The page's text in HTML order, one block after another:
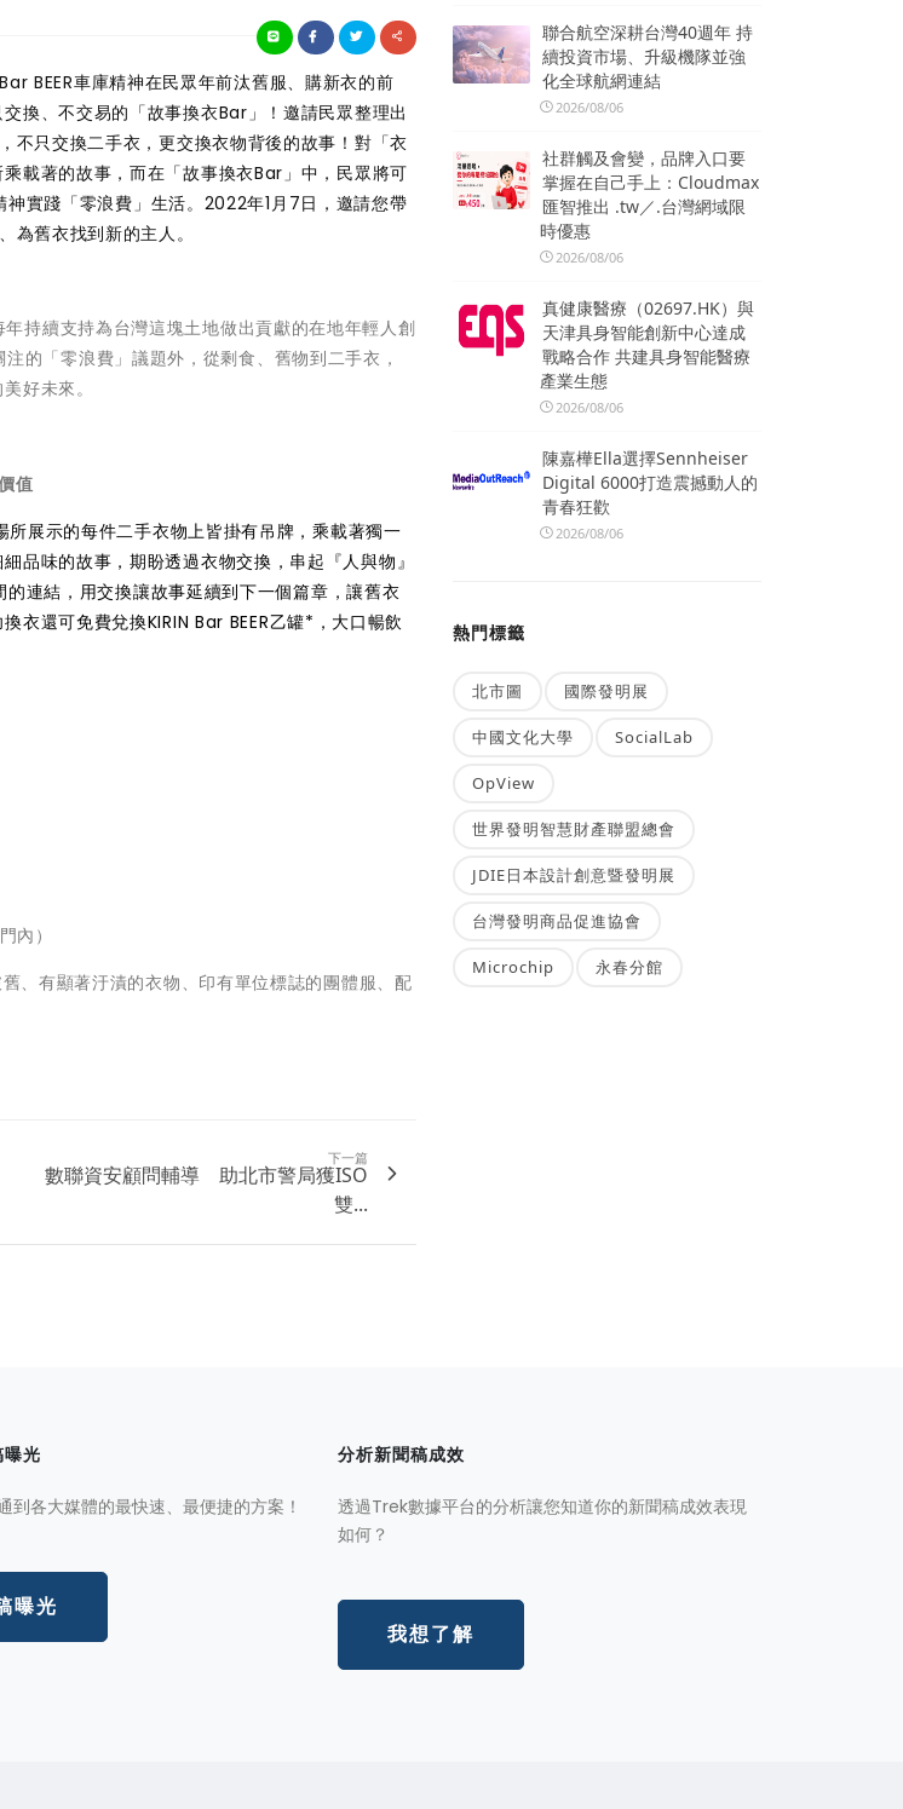
BEER車庫精神在民眾年前汰舊服、購新衣的前
換、不交易的「故事換衣Bar」！邀請民眾整理出
不只交換二手衣，更交換衣物背後的故事！對「衣
載著的故事，而在「故事換衣Bar」中，民眾將可
實踐「零浪費」生活。2022年1月7日，邀請您帶
舊衣找到新的主人。
持續支持為台灣這塊土地做出貢獻的在地年輕人創
的「零浪費」議題外，從剩食、舊物到二手衣，
好未來。
值
展示的每件二手衣物上皆掛有吊牌，乘載著獨一
品味的故事，期盼透過衣物交換，串起『人與物』
連結，用交換讓故事延續到下一個篇章，讓舊衣
衣還可免費兌換KIRIN Bar BEER乙罐*，大口暢飲
內）
、有顯著汙漬的衣物、印有單位標誌的團體服、配
下一篇
數聯資安顧問輔導 助北市警局獲ISO
雙...
聯合航空深耕台灣40週年 持
續投資市場、升級機隊並強
化全球航網連結
2026/08/06
社群觸及會變，品牌入口要
掌握在自己手上：Cloudmax
匯智推出 .tw／.台灣網域限
時優惠
2026/08/06
真健康醫療（02697.HK）與
天津具身智能創新中心達成
戰略合作 共建具身智能醫療
產業生態
2026/08/06
陳嘉樺Ella選擇Sennheiser
Digital 6000打造震撼動人的
青春狂歡
2026/08/06
熱門標籤
北市圖 國際發明展
中國文化大學 SocialLab
OpView
世界發明智慧財產聯盟總會
JDIE日本設計創意暨發明展
台灣發明商品促進協會
Microchip 永春分館
光
到各大媒體的最快速、最便捷的方案！
曝光
分析新聞稿成效
透過Trek數據平台的分析讓您知道你的新聞稿成效表現
如何？
我想了解